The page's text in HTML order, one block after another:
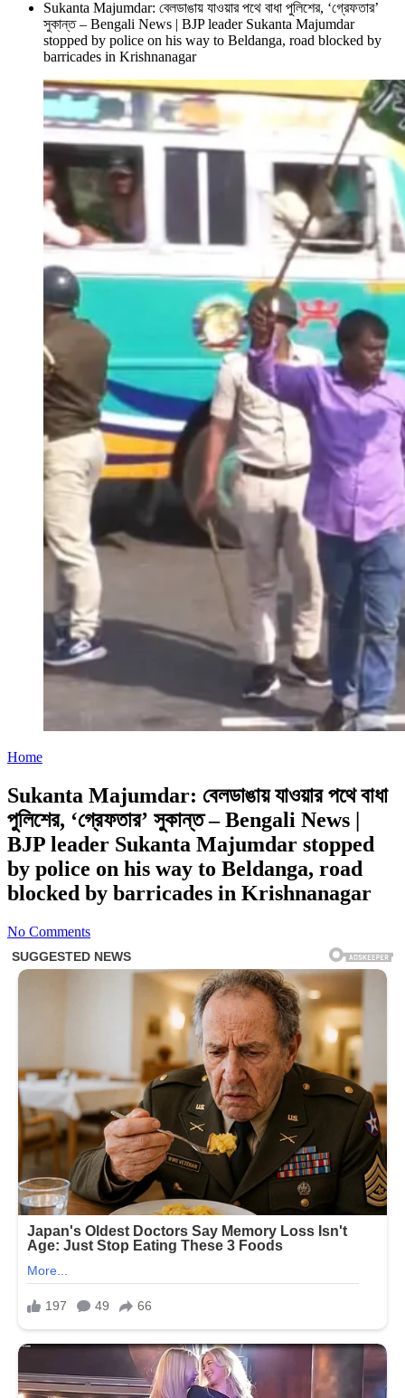
Sukanta Majumdar: বেলডাঙায় যাওয়ার পথে বাধা পুলিশের, ‘গ্রেফতার’
সুকান্ত – Bengali News | BJP leader Sukanta Majumdar
stopped by police on his way to Beldanga, road blocked by
barricades in Krishnanagar
Home
Sukanta Majumdar: বেলডাঙায় যাওয়ার পথে বাধা
পুলিশের, ‘গ্রেফতার’ সুকান্ত – Bengali News |
BJP leader Sukanta Majumdar stopped
by police on his way to Beldanga, road
blocked by barricades in Krishnanagar
No Comments